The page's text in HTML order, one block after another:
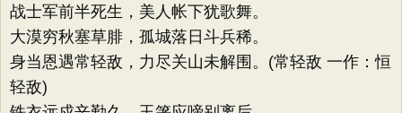
战士军前半死生，美人帐下犹歌舞。
大漠穷秋塞草腓，孤城落日斗兵稀。
身当恩遇常轻敌，力尽关山未解围。(常轻敌 一作：恒
轻敌)